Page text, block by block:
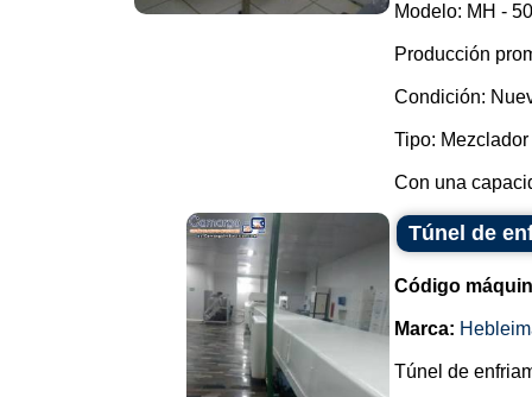
Modelo: MH -
Producción
Condición:
Tipo:
Con una
Túnel de
Código
Marca:
Túnel de